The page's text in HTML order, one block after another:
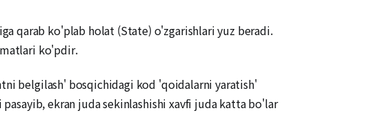
qarab ko'plab holat (State) o'zgarishlari yuz beradi.
ko'pdir.
belgilash' bosqichidagi kod 'qoidalarni yaratish'
ekran juda sekinlashishi xavfi juda katta bo'lar